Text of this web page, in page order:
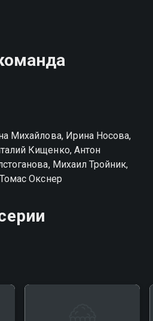
Михайлова, Ирина Носова,
Кищенко, Антон
Михаил Тройник,
Окснер